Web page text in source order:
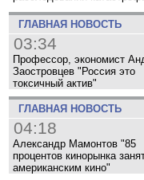
ГЛАВНАЯ НОВОСТЬ
03:34
Профессор, экономист
Заостровцев "Россия это
токсичный актив"
ГЛАВНАЯ НОВОСТЬ
04:18
Александр Мамонтов "85
процентов кинорынка
американским кино"